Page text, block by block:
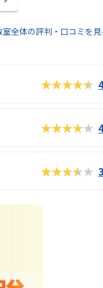
ー
全体の評判・口コミを
★★★★★
★★★★★
★★★★★